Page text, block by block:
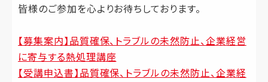
皆様のご参加を心よりお待ちしております。
【募集案内】品質確保、トラブルの未然防止、企業経営
に寄与する熱処理講座
【受講申込書】品質確保、トラブルの未然防止、企業経